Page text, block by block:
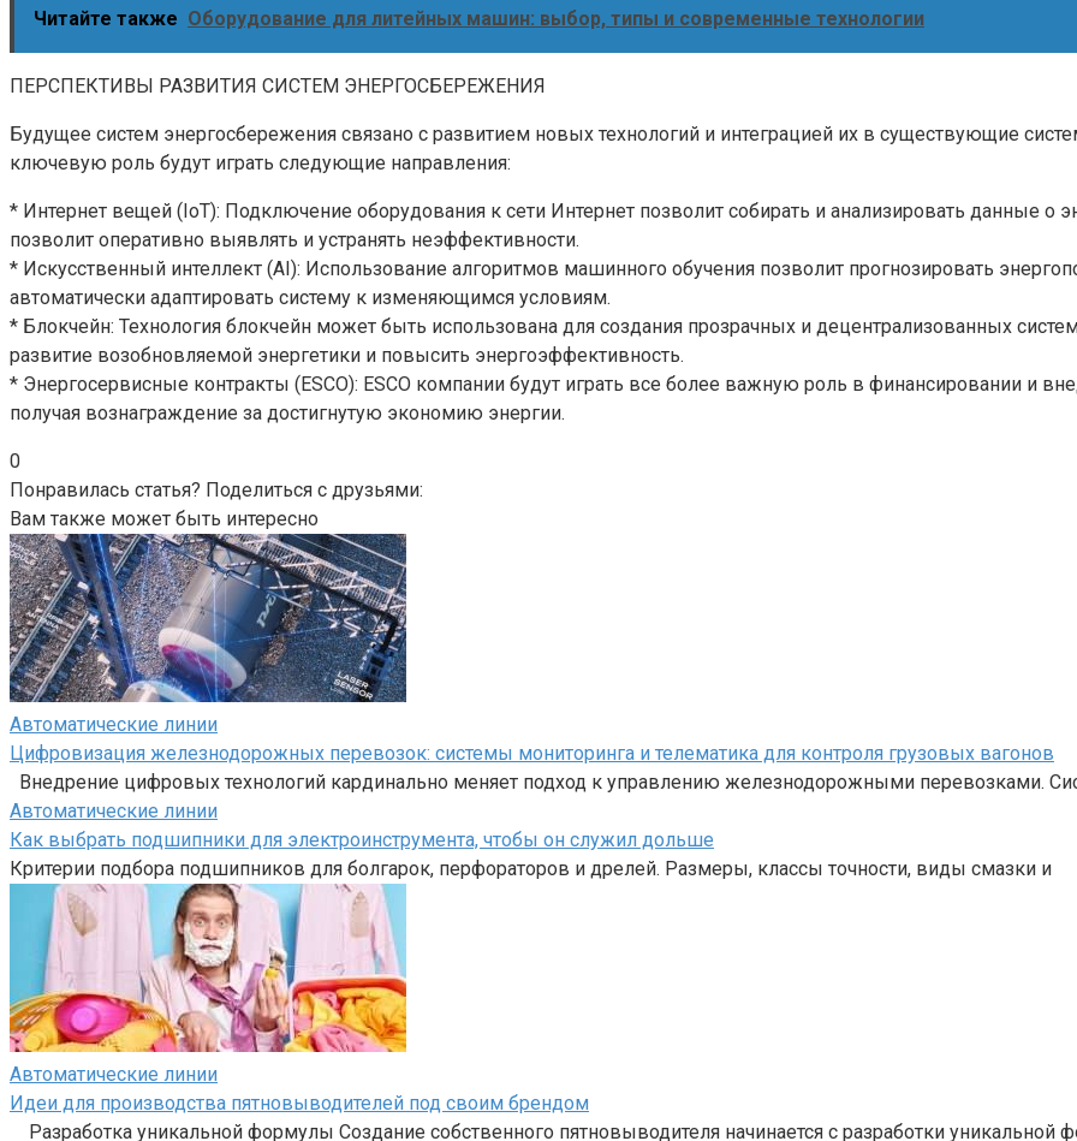
Читайте также Оборудование для литейных машин: выбор, типы и современные технологии
ПЕРСПЕКТИВЫ РАЗВИТИЯ СИСТЕМ ЭНЕРГОСБЕРЕЖЕНИЯ
Будущее систем энергосбережения связано с развитием новых технологий и интеграцией их в существующие
ключевую роль будут играть следующие направления:
* Интернет вещей (IoT): Подключение оборудования к сети Интернет позволит собирать и анализировать данные о
позволит оперативно выявлять и устранять неэффективности.
* Искусственный интеллект (AI): Использование алгоритмов машинного обучения позволит прогнозировать
автоматически адаптировать систему к изменяющимся условиям.
* Блокчейн: Технология блокчейн может быть использована для создания прозрачных и децентрализованных
развитие возобновляемой энергетики и повысить энергоэффективность.
* Энергосервисные контракты (ESCO): ESCO компании будут играть все более важную роль в финансировании и
получая вознаграждение за достигнутую экономию энергии.
0
Понравилась статья? Поделиться с друзьями:
Вам также может быть интересно
Автоматические линии
Цифровизация железнодорожных перевозок: системы мониторинга и телематика для контроля грузовых вагонов
Внедрение цифровых технологий кардинально меняет подход к управлению железнодорожными перевозками.
Автоматические линии
Как выбрать подшипники для электроинструмента, чтобы он служил дольше
Критерии подбора подшипников для болгарок, перфораторов и дрелей. Размеры, классы точности, виды смазки и
Автоматические линии
Идеи для производства пятновыводителей под своим брендом
Разработка уникальной формулы Создание собственного пятновыводителя начинается с разработки уникальной